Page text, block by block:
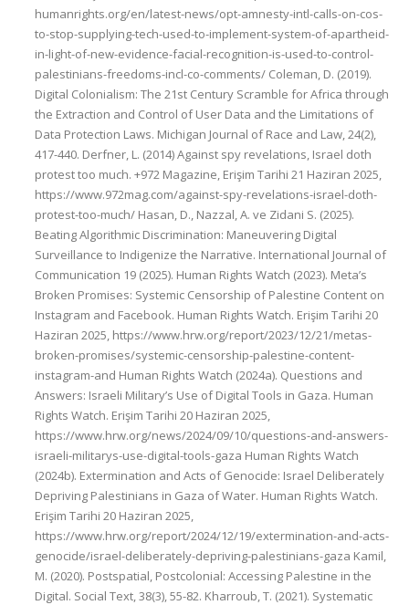
humanrights.org/en/latest-news/opt-amnesty-intl-calls-on-cos-
to-stop-supplying-tech-used-to-implement-system-of-apartheid-
in-light-of-new-evidence-facial-recognition-is-used-to-control-
palestinians-freedoms-incl-co-comments/ Coleman, D. (2019).
Digital Colonialism: The 21st Century Scramble for Africa through
the Extraction and Control of User Data and the Limitations of
Data Protection Laws. Michigan Journal of Race and Law, 24(2),
417-440. Derfner, L. (2014) Against spy revelations, Israel doth
protest too much. +972 Magazine, Erişim Tarihi 21 Haziran 2025,
https://www.972mag.com/against-spy-revelations-israel-doth-
protest-too-much/ Hasan, D., Nazzal, A. ve Zidani S. (2025).
Beating Algorithmic Discrimination: Maneuvering Digital
Surveillance to Indigenize the Narrative. International Journal of
Communication 19 (2025). Human Rights Watch (2023). Meta’s
Broken Promises: Systemic Censorship of Palestine Content on
Instagram and Facebook. Human Rights Watch. Erişim Tarihi 20
Haziran 2025, https://www.hrw.org/report/2023/12/21/metas-
broken-promises/systemic-censorship-palestine-content-
instagram-and Human Rights Watch (2024a). Questions and
Answers: Israeli Military’s Use of Digital Tools in Gaza. Human
Rights Watch. Erişim Tarihi 20 Haziran 2025,
https://www.hrw.org/news/2024/09/10/questions-and-answers-
israeli-militarys-use-digital-tools-gaza Human Rights Watch
(2024b). Extermination and Acts of Genocide: Israel Deliberately
Depriving Palestinians in Gaza of Water. Human Rights Watch.
Erişim Tarihi 20 Haziran 2025,
https://www.hrw.org/report/2024/12/19/extermination-and-acts-
genocide/israel-deliberately-depriving-palestinians-gaza Kamil,
M. (2020). Postspatial, Postcolonial: Accessing Palestine in the
Digital. Social Text, 38(3), 55-82. Kharroub, T. (2021). Systematic